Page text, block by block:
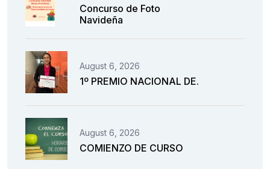
Concurso de Foto
Navideña
August 6, 2026
1º PREMIO NACIONAL DE.
August 6, 2026
COMIENZO DE CURSO